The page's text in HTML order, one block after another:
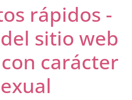
rápidos -
sitio web
carácter